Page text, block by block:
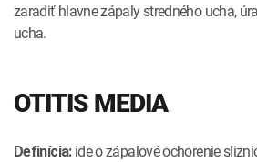
zaradiť hlavne zápaly stredného ucha,
ucha.
OTITIS MEDIA
Definícia:ide o zápalové ochorenie